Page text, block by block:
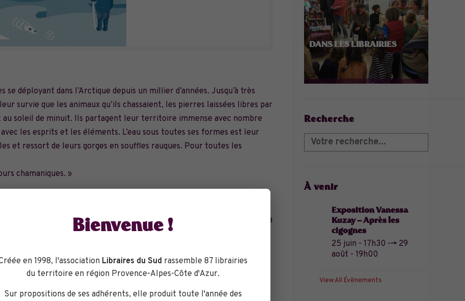
déployant dans l’Arctique depuis un millier d’années. Jusqu’à très
survie que les animaux qu’ils chassaient, les pierres laissées libres par
soleil de minuit. Ils partagent leur territoire immense avec nombre
les esprits et les éléments. L’eau sous toutes ses formes est leur
et ressort de leurs gorges en souffles rauques. Pour toutes les
chamaniques. »
de la banquise sépare une jeune femme inuit de sa famille. Uqsuralik
et le froid polaire. Elle n’a d’autre solution pour survivre que
elle, dans des conditions extrêmes, le chemin d’une quête qui, au-delà
son monde intérieur.
du monde avec un roman qui nous amène cette fois-ci dans le
et de spiritualité,
De pierre et d’os
nous plonge dans le destin
DANS LES LIBRAIRIES
Recherche
À venir
Exposition Vanessa
Kuzay – Après les
cigognes
25 juin - 17h30 --> 29
août - 19h00
View All Évènements
Bienvenue !
en 1998, l'association Libraires du Sud rassemble 87 librairies
du territoire en région Provence-Alpes-Côte d'Azur.
Sur propositions de ses adhérents, elle produit toute l'année des